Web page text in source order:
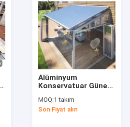
Alüminyum
Konservatuar Güneş
Su geçirmez Patio
Çatısı
MOQ:1 takım
Son Fiyat alın